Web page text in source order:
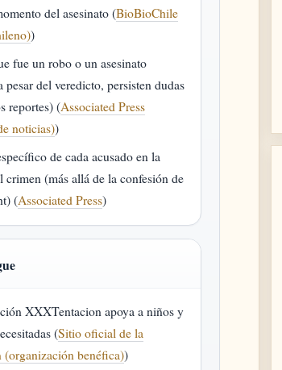
del asesinato (BioBioChile
)
fue un robo o un asesinato
del veredicto, persisten dudas
reportes) (Associated Press
noticias))
de cada acusado en la
crimen (más allá de la confesión de
(Associated Press)
XXXTentacion apoya a niños y
(Sitio oficial de la
(organización benéfica))